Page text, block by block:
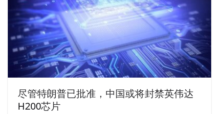
尽管特朗普已批准，中国或将封禁英伟达
H200芯片